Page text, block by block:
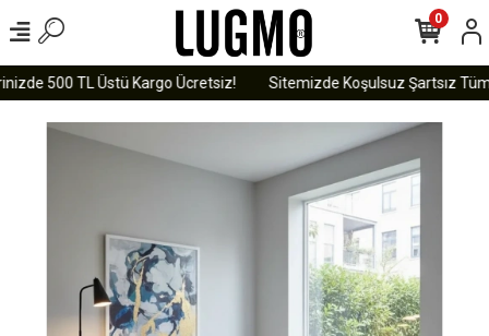
500 TL Üstü Kargo Ücretsiz! Sitemizde Koşulsuz Şartsız Tüm
0